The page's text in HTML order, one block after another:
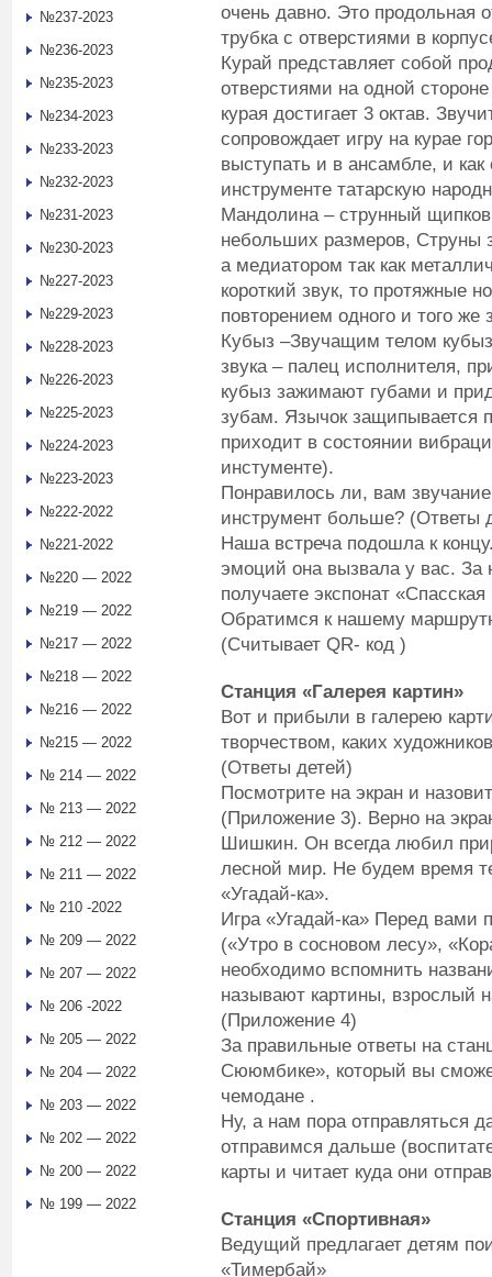
очень давно. Это продольная
трубка с отверстиями в
Курай представляет собой
отверстиями на одной
курая достигает 3 октав.
сопровождает игру на курае
выступать и в ансамбле, и
инструменте татарскую
Мандолина – струнный
небольших размеров,
а медиатором так как
короткий звук, то протяжные
повторением одного и того же
Кубыз –Звучащим телом
звука – палец исполнителя,
кубыз зажимают губами и
зубам. Язычок защипывается
приходит в состоянии
инстументе).
Понравилось ли, вам
инструмент больше? (Ответы
Наша встреча подошла к
эмоций она вызвала у вас. За
получаете экспонат
Обратимся к нашему
(Считывает QR- код )
Станция «Галерея картин»
Вот и прибыли в галерею
творчеством, каких
(Ответы детей)
Посмотрите на экран и
(Приложение 3). Верно на
Шишкин. Он всегда любил
лесной мир. Не будем время
«Угадай-ка».
Игра «Угадай-ка» Перед
(«Утро в сосновом лесу»,
необходимо вспомнить
называют картины, взрослый
(Приложение 4)
За правильные ответы на
Сююмбике», который вы
чемодане .
Ну, а нам пора отправляться
отправимся дальше
карты и читает куда они
Станция «Спортивная»
Ведущий предлагает детям
«Тимербай»
№237-2023
№236-2023
№235-2023
№234-2023
№233-2023
№232-2023
№231-2023
№230-2023
№227-2023
№229-2023
№228-2023
№226-2023
№225-2023
№224-2023
№223-2023
№222-2022
№221-2022
№220 — 2022
№219 — 2022
№217 — 2022
№218 — 2022
№216 — 2022
№215 — 2022
№ 214 — 2022
№ 213 — 2022
№ 212 — 2022
№ 211 — 2022
№ 210 -2022
№ 209 — 2022
№ 207 — 2022
№ 206 -2022
№ 205 — 2022
№ 204 — 2022
№ 203 — 2022
№ 202 — 2022
№ 200 — 2022
№ 199 — 2022